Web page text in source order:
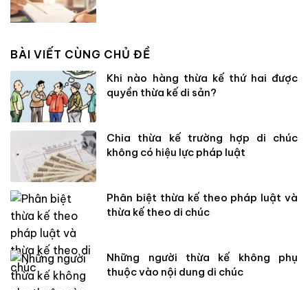
BÀI VIẾT CÙNG CHỦ ĐỀ
Khi nào hàng thừa kế thứ hai được
quyền thừa kế di sản?
Chia thừa kế trường hợp di chúc
không có hiệu lực pháp luật
Phân biệt thừa kế theo pháp luật và
thừa kế theo di chúc
Những người thừa kế không phụ
thuộc vào nội dung di chúc